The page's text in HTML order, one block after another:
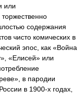
или
содержания
чисто комических в
эпос, как «Война
«Елисей» или
в пародии
в 1900-х годах,